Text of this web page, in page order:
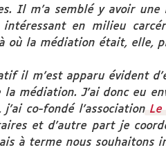
Il m’a semblé y avoir
intéressant en milieu
où la médiation était, elle,
il m’est apparu évident
médiation. J’ai donc eu
co-fondé l’association Le
et d’autre part je
à terme nous souhaitons